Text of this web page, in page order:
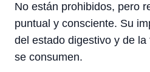
No están prohibidos, pero
puntual y consciente. Su
del estado digestivo y de
se consumen.